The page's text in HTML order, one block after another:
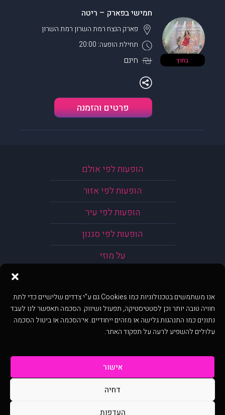
אנו משתמשים בטכנולוגיות כמו Cookies גם ע"י צדדים שלישיים כדי לתת
חוויה טובה יותר וכן לסטטיסטיקה, תפעול ושיווק. הסכמה תאפשר לנו לעבד
נתונים כמו התנהגות גלישה או מזהים ייחודיים. אי־הסכמה או ביטול הסכמה
עלולים להשפיע לרעה על תפקוד האתר.
אישור
דחיה
העדפות
בחוץ
חמישי בפארק – ריטה
תחילת הופעה: 20:00
פארק הנצח רמת השרון רמת השרון
חינם
פרטים והזמנה
הופעות לפי אולם
הופעות לפי אזור
הופעות לפי עיר
הופעות לפי סגנון
על מוזי